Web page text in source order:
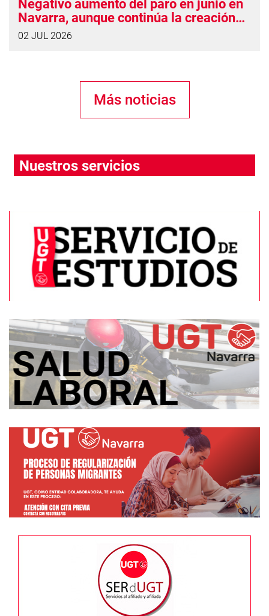
Negativo aumento del paro en junio en
Navarra, aunque continúa la creación
de empleo
02 JUL 2026
Más noticias
Nuestros servicios